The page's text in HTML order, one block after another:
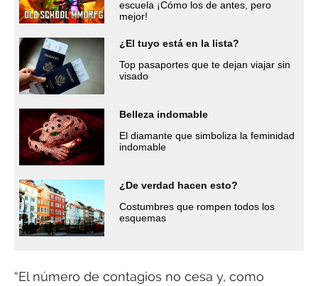
escuela ¡Cómo los de antes, pero
mejor!
¿El tuyo está en la lista?
Top pasaportes que te dejan viajar sin
visado
Belleza indomable
El diamante que simboliza la feminidad
indomable
¿De verdad hacen esto?
Costumbres que rompen todos los
esquemas
“El número de contagios no cesa y, como